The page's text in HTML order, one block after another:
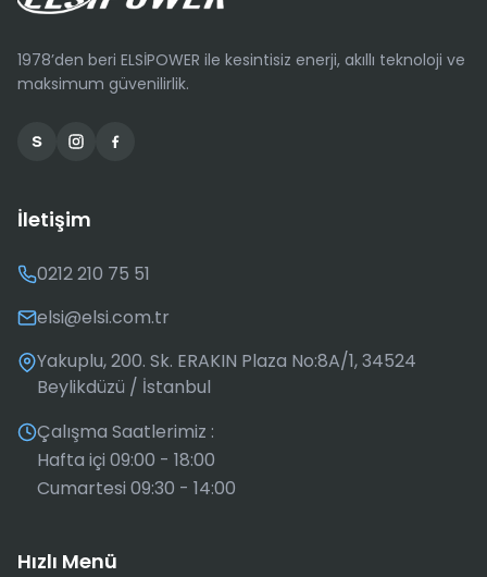
1978’den beri ELSİPOWER ile kesintisiz enerji, akıllı teknoloji ve
maksimum güvenilirlik.
İletişim
0212 210 75 51
elsi@elsi.com.tr
Yakuplu, 200. Sk. ERAKIN Plaza No:8A/1, 34524
Beylikdüzü / İstanbul
Çalışma Saatlerimiz :
Hafta içi 09:00 - 18:00
Cumartesi 09:30 - 14:00
Hızlı Menü